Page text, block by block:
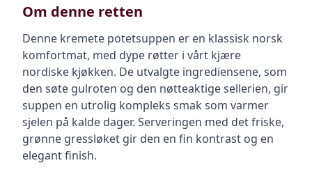
Om denne retten
Denne kremete potetsuppen er en klassisk norsk
komfortmat, med dype røtter i vårt kjære
nordiske kjøkken. De utvalgte ingrediensene, som
den søte gulroten og den nøtteaktige sellerien, gir
suppen en utrolig kompleks smak som varmer
sjelen på kalde dager. Serveringen med det friske,
grønne gressløket gir den en fin kontrast og en
elegant finish.